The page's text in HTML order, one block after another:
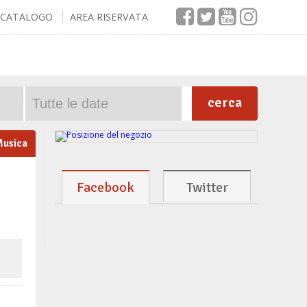
CATALOGO AREA RISERVATA
cerca
Facebook Twitter